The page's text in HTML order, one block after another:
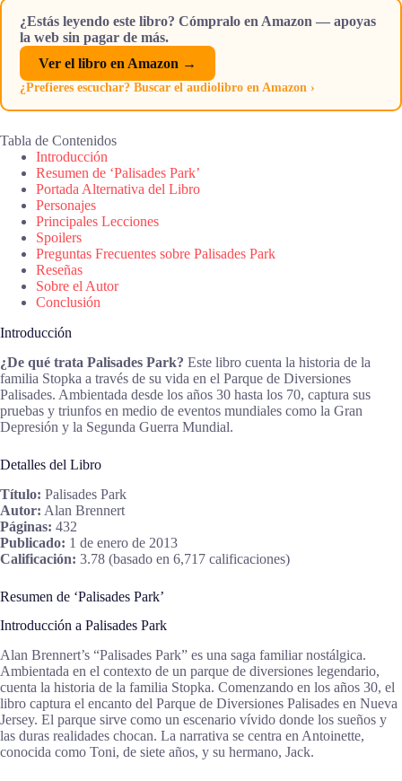
¿Estás leyendo este libro? Cómpralo en Amazon — apoyas
la web sin pagar de más.
Ver el libro en Amazon →
¿Prefieres escuchar? Buscar el audiolibro en Amazon ›
Tabla de Contenidos
Introducción
Resumen de ‘Palisades Park’
Portada Alternativa del Libro
Personajes
Principales Lecciones
Spoilers
Preguntas Frecuentes sobre Palisades Park
Reseñas
Sobre el Autor
Conclusión
Introducción
¿De qué trata Palisades Park? Este libro cuenta la historia de la
familia Stopka a través de su vida en el Parque de Diversiones
Palisades. Ambientada desde los años 30 hasta los 70, captura sus
pruebas y triunfos en medio de eventos mundiales como la Gran
Depresión y la Segunda Guerra Mundial.
Detalles del Libro
Título: Palisades Park
Autor: Alan Brennert
Páginas: 432
Publicado: 1 de enero de 2013
Calificación: 3.78 (basado en 6,717 calificaciones)
Resumen de ‘Palisades Park’
Introducción a Palisades Park
Alan Brennert’s “Palisades Park” es una saga familiar nostálgica.
Ambientada en el contexto de un parque de diversiones legendario,
cuenta la historia de la familia Stopka. Comenzando en los años 30, el
libro captura el encanto del Parque de Diversiones Palisades en Nueva
Jersey. El parque sirve como un escenario vívido donde los sueños y
las duras realidades chocan. La narrativa se centra en Antoinette,
conocida como Toni, de siete años, y su hermano, Jack.